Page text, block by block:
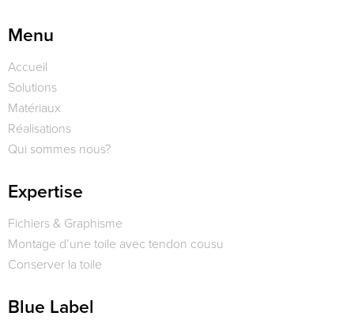
Menu
Accueil
Solutions
Matériaux
Réalisations
Qui sommes nous?
Expertise
Fichiers & Graphisme
Montage d’une toile avec tendon cousu
Conserver la toile
Blue Label